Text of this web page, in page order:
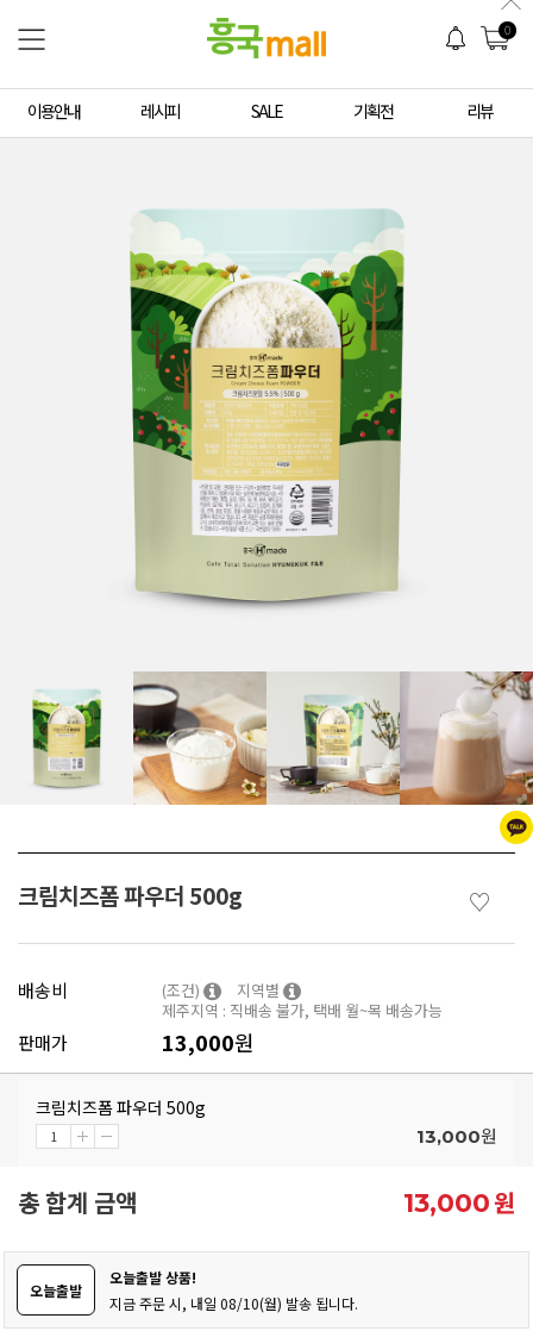
0
이용안내 레시피 SALE 기획전 리뷰
크림치즈폼 파우더 500g ♡
배송비 (조건)
지역별
제주지역 : 직배송 불가, 택배 월~목 배송가능
판매가 13,000원
크림치즈폼 파우더 500g
13,000원
총 합계 금액 13,000원
오늘출발
오늘출발 상품!
지금 주문 시, 내일 08/10(월) 발송 됩니다.